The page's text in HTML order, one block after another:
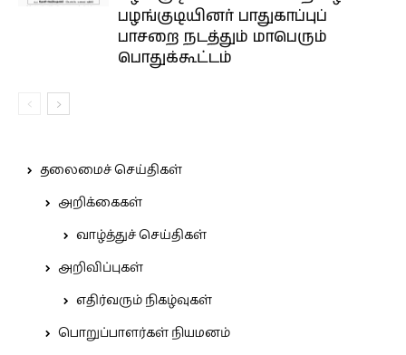
பழங்குடியினர் பாதுகாப்புப்
பாசறை நடத்தும் மாபெரும்
பொதுக்கூட்டம்
தலைமைச் செய்திகள்
அறிக்கைகள்
வாழ்த்துச் செய்திகள்
அறிவிப்புகள்
எதிர்வரும் நிகழ்வுகள்
பொறுப்பாளர்கள் நியமனம்